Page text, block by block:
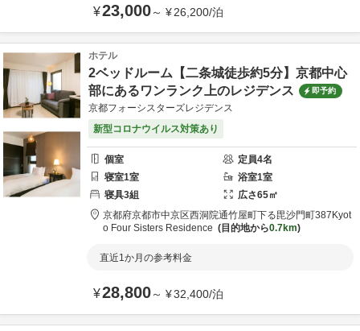
¥23,000～ ¥26,200/泊
ホテル
2ベッドルーム【二条城徒歩約5分】京都中心
部にあるワンランク上のレジデンス
即予約
京都フォーシスターズレジデンス
新型コロナウイルス対策あり
個室 定員4名
寝室1室 浴室1室
寝具3組 広さ65㎡
京都府京都市中京区西洞院通竹屋町下る毘沙門町387 Kyot
o Four Sisters Residence
目的地から0.7km
直近1か月の参考料金
¥28,800～ ¥32,400/泊